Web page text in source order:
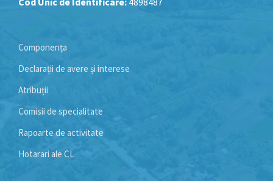
Componența
Declarații de avere și interese
Atribuții
Comisii de specialitate
Rapoarte de activitate
Hotarari ale CL